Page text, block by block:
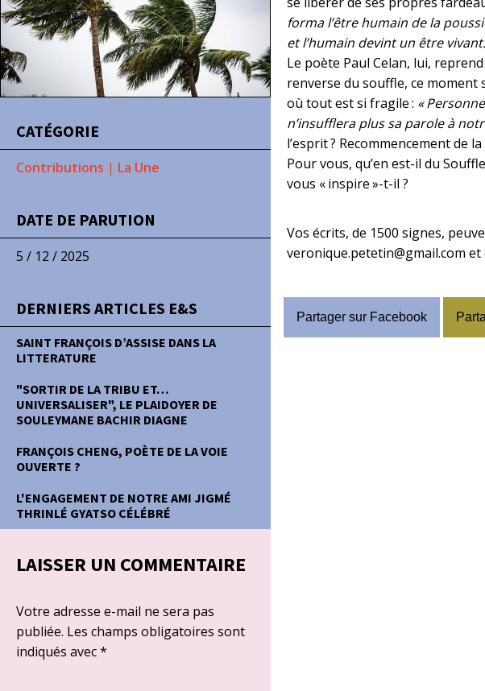
CATÉGORIE
Contributions | La Une
DATE DE PARUTION
5 / 12 / 2025
DERNIERS ARTICLES E&S
SAINT FRANÇOIS D’ASSISE DANS LA
LITTERATURE
"SORTIR DE LA TRIBU ET…
UNIVERSALISER", LE PLAIDOYER DE
SOULEYMANE BACHIR DIAGNE
FRANÇOIS CHENG, POÈTE DE LA VOIE
OUVERTE ?
L'ENGAGEMENT DE NOTRE AMI JIGMÉ
THRINLÉ GYATSO CÉLÉBRÉ
LAISSER UN COMMENTAIRE
Votre adresse e-mail ne sera pas
publiée. Les champs obligatoires sont
indiqués avec*
forma l’être humain de la
et l’humain devint un être
Le poète Paul Celan, lui,
renverse du souffle, ce
où tout est si fragile : «
n’insufflera plus sa parole à
l’esprit ? Recommencement de la
Pour vous, qu’en est-il du
vous « inspire »-t-il ?
Vos écrits, de 1500 signes,
veronique.petetin@gmail.com
Partager sur Facebook